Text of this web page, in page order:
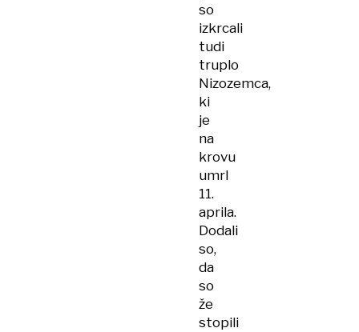
so
izkrcali
tudi
truplo
Nizozemca,
ki
je
na
krovu
umrl
11.
aprila.
Dodali
so,
da
so
že
stopili